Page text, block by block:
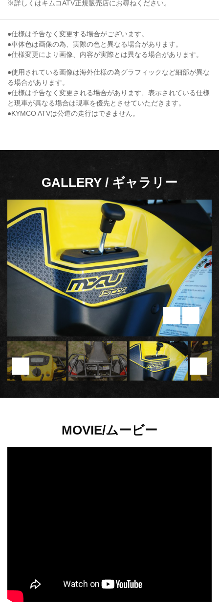
※詳しくはキムコATV正規販売店にお尋ねください。
●仕様は予告なく変更する場合がございます。
●車体色は画像の為、実際の色と異なる場合があります。
●仕様変更により画像、内容が実際とは異なる場合があります。
●使用されている画像は海外仕様の為グラフィックなど細部が異な
る場合があります。
●仕様は予告なく変更される場合があります、表示されている仕様
と現車が異なる場合は現車を優先とさせていただきます。
●KYMCO ATVは公道の走行はできません。
GALLERY / ギャラリー
MOVIE/ムービー